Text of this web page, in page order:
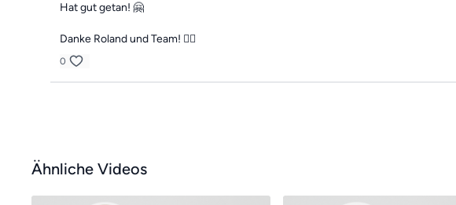
Hat gut getan! 🤗
Danke Roland und Team! 👍🏻
0
Ähnliche Videos